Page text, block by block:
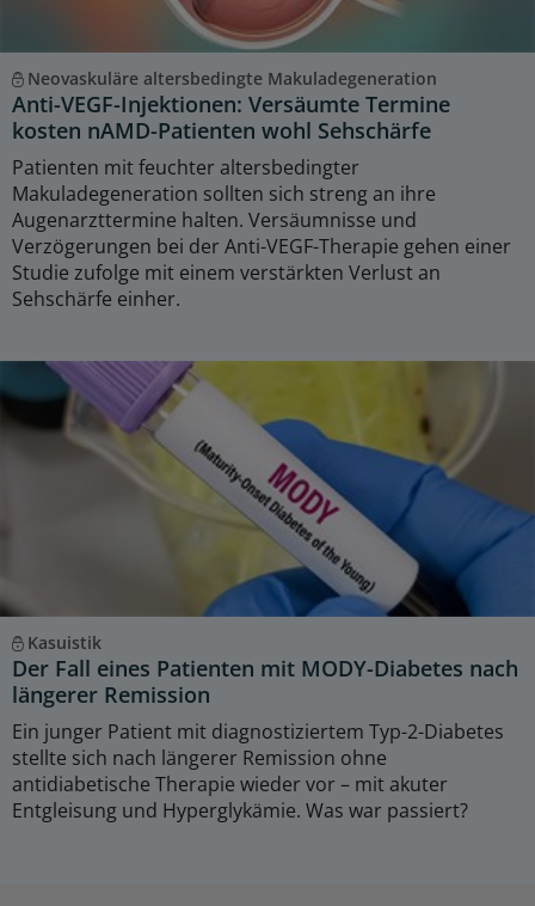
Neovaskuläre altersbedingte Makuladegeneration
Anti-VEGF-Injektionen: Versäumte Termine
kosten nAMD-Patienten wohl Sehschärfe
Patienten mit feuchter altersbedingter
Makuladegeneration sollten sich streng an ihre
Augenarzttermine halten. Versäumnisse und
Verzögerungen bei der Anti-VEGF-Therapie gehen einer
Studie zufolge mit einem verstärkten Verlust an
Sehschärfe einher.
Kasuistik
Der Fall eines Patienten mit MODY-Diabetes nach
längerer Remission
Ein junger Patient mit diagnostiziertem Typ-2-Diabetes
stellte sich nach längerer Remission ohne
antidiabetische Therapie wieder vor – mit akuter
Entgleisung und Hyperglykämie. Was war passiert?